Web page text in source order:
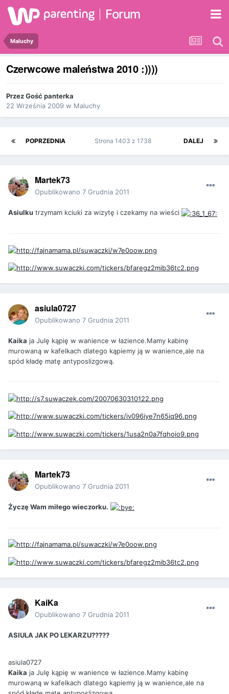
Forum
Maluchy
Czerwcowe maleństwa 2010 :))))
Przez Gość panterka
22 Września 2009 w Maluchy
POPRZEDNIA DALEJ
Strona 1403 z 1738
Martek73
Opublikowano 7 Grudnia 2011
Asiulku trzymam kciuki za wizytę i czekamy na wieści
asiula0727
Opublikowano 7 Grudnia 2011
Kaika ja Julę kąpię w wanience w łazience.Mamy kabinę
murowaną w kafelkach dlatego kąpiemy ją w wanience,ale na
spód kładę matę antyposlizgową.
Martek73
Opublikowano 7 Grudnia 2011
Życzę Wam miłego wieczorku.
KaiKa
Opublikowano 7 Grudnia 2011
ASIULA JAK PO LEKARZU?????
asiula0727
Kaika ja Julę kąpię w wanience w łazience.Mamy kabinę
murowaną w kafelkach dlatego kąpiemy ją w wanience,ale na